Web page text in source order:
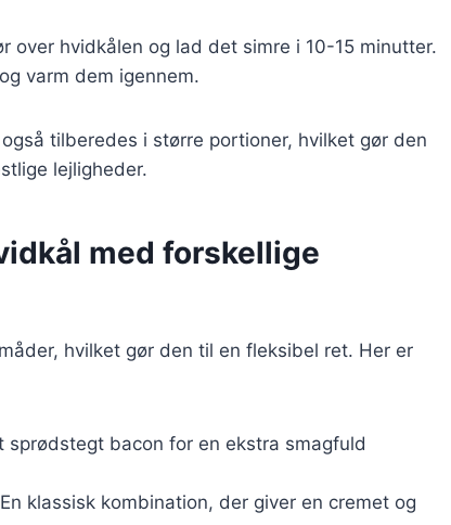
over hvidkålen og lad det simre i 10-15 minutter.
varm dem igennem.
tilberedes i større portioner, hvilket gør den
lejligheder.
med forskellige
hvilket gør den til en fleksibel ret. Her er
sprødstegt bacon for en ekstra smagfuld
klassisk kombination, der giver en cremet og